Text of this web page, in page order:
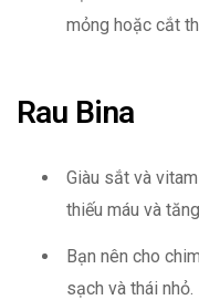
mỏng hoặc cắt
Rau Bina
Giàu sắt và
thiếu máu và
Bạn nên cho
sạch và thái nhỏ.